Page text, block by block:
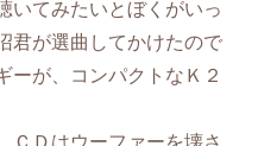
いてみたいとぼくがいっ
君が選曲してかけたので
ーが、コンパクトなＫ２